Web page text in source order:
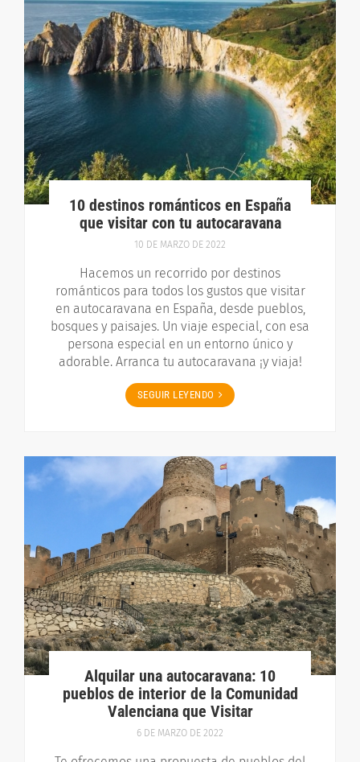
10 destinos románticos en España
que visitar con tu autocaravana
10 DE MARZO DE 2022
Hacemos un recorrido por destinos
románticos para todos los gustos que visitar
en autocaravana en España, desde pueblos,
bosques y paisajes. Un viaje especial, con esa
persona especial en un entorno único y
adorable. Arranca tu autocaravana ¡y viaja!
SEGUIR LEYENDO
Alquilar una autocaravana: 10
pueblos de interior de la Comunidad
Valenciana que Visitar
6 DE MARZO DE 2022